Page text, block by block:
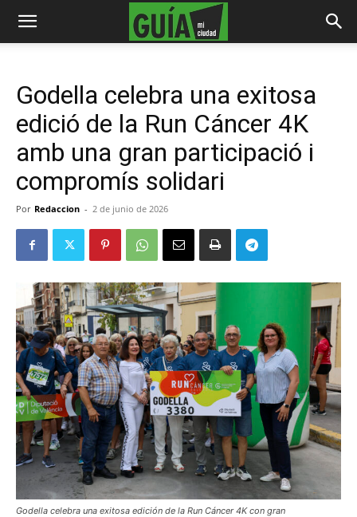
Godella celebra una exitosa
edició de la Run Cáncer 4K
amb una gran participació i
compromís solidari
Por Redaccion - 2 de junio de 2026
Godella celebra una exitosa edición de la Run Cáncer 4K con gran